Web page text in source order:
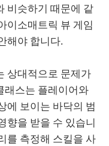
비슷하기 때문에 같
이소매트릭 뷰 게임
해야 합니다.
상대적으로 문제가
래스는 플레이어와
에 보이는 바닥의 범
향을 받을 수 있습니
를 측정해 스킬을 사